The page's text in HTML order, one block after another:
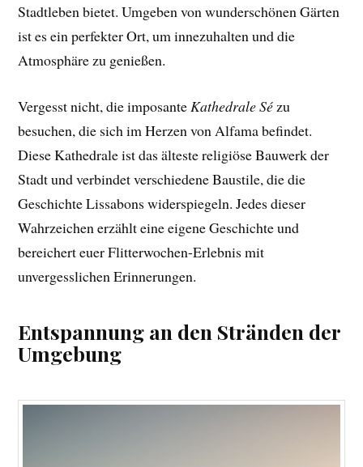
Stadtleben bietet. Umgeben von wunderschönen Gärten
ist es ein perfekter Ort, um innezuhalten und die
Atmosphäre zu genießen.
Vergesst nicht, die imposante Kathedrale Sé zu
besuchen, die sich im Herzen von Alfama befindet.
Diese Kathedrale ist das älteste religiöse Bauwerk der
Stadt und verbindet verschiedene Baustile, die die
Geschichte Lissabons widerspiegeln. Jedes dieser
Wahrzeichen erzählt eine eigene Geschichte und
bereichert euer Flitterwochen-Erlebnis mit
unvergesslichen Erinnerungen.
Entspannung an den Stränden der
Umgebung